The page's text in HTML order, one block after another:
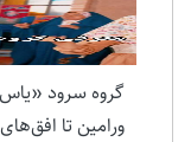
گروه سرود
ورامین تا